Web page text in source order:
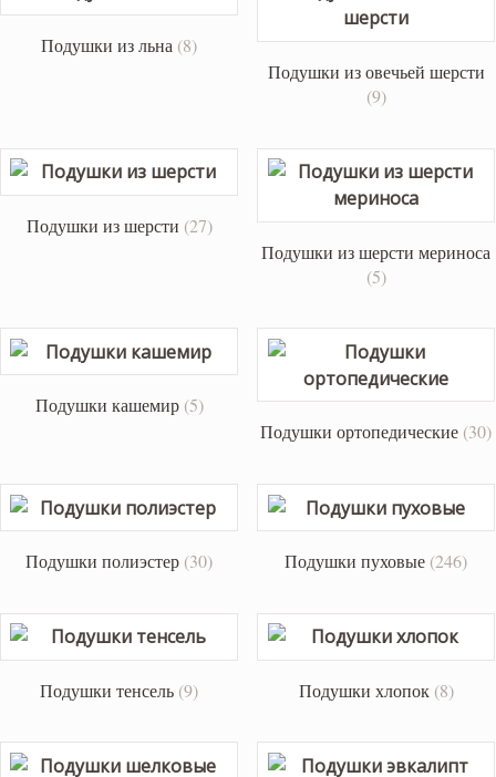
Подушки из льна (8)
Подушки из овечьей шерсти
(9)
Подушки из шерсти (27)
Подушки из шерсти мериноса
(5)
Подушки кашемир (5)
Подушки ортопедические (30)
Подушки полиэстер (30) Подушки пуховые (246)
Подушки тенсель (9) Подушки хлопок (8)